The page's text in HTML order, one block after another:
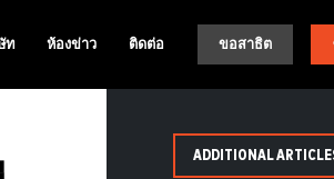
ท ห้องข่าว ติดต่อ ขอสาธิต
ADDITIONAL